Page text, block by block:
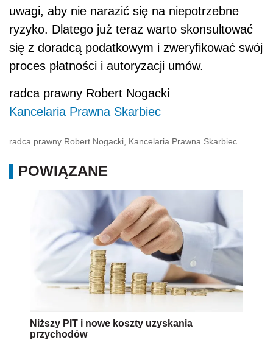
uwagi, aby nie narazić się na niepotrzebne
ryzyko. Dlatego już teraz warto skonsultować
się z doradcą podatkowym i zweryfikować swój
proces płatności i autoryzacji umów.
radca prawny Robert Nogacki
Kancelaria Prawna Skarbiec
radca prawny Robert Nogacki, Kancelaria Prawna Skarbiec
POWIĄZANE
Niższy PIT i nowe koszty uzyskania
przychodów